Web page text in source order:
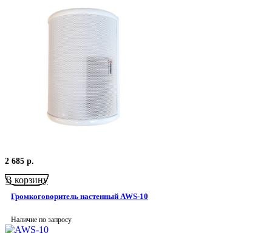
2 685 р.
В корзину
Громкоговоритель настенный AWS-10
Наличие по запросу